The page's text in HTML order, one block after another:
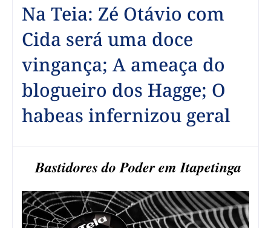
Na Teia: Zé Otávio com
Cida será uma doce
vingança; A ameaça do
blogueiro dos Hagge; O
habeas infernizou geral
Bastidores do Poder em Itapetinga